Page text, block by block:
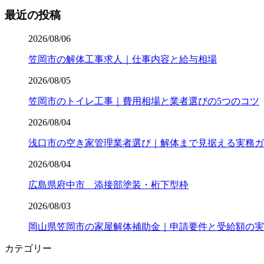
最近の投稿
2026/08/06
笠岡市の解体工事求人｜仕事内容と給与相場
2026/08/05
笠岡市のトイレ工事｜費用相場と業者選びの5つのコツ
2026/08/04
浅口市の空き家管理業者選び｜解体まで見据える実務
2026/08/04
広島県府中市 添接部塗装・桁下型枠
2026/08/03
岡山県笠岡市の家屋解体補助金｜申請要件と受給額の
カテゴリー